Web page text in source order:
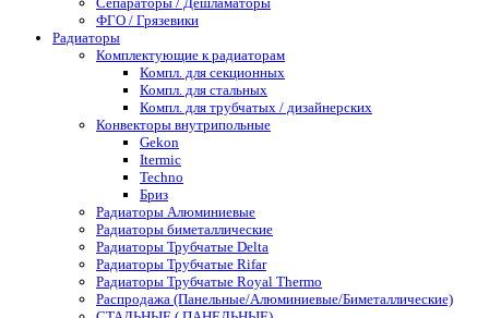
ФГО / Грязевики
Радиаторы
Комплектующие к радиаторам
Компл. для секционных
Компл. для стальных
Компл. для трубчатых / дизайнерских
Конвекторы внутрипольные
Gekon
Itermic
Techno
Бриз
Радиаторы Алюминиевые
Радиаторы биметаллические
Радиаторы Трубчатые Delta
Радиаторы Трубчатые Rifar
Радиаторы Трубчатые Royal Thermo
Распродажа (Панельные/Алюминиевые/Биметаллические)